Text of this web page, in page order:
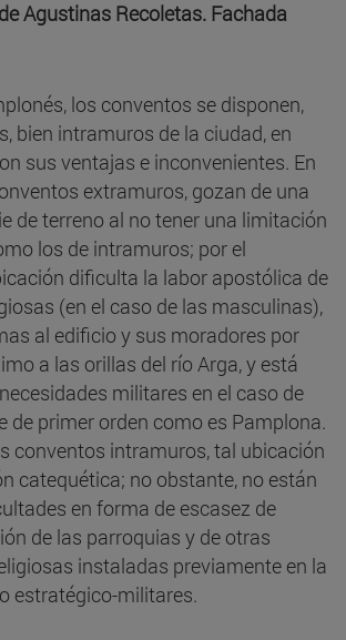
Agustinas Recoletas. Fachada
los conventos se disponen,
bien intramuros de la ciudad, en
sus ventajas e inconvenientes. En
extramuros, gozan de una
de terreno al no tener una limitación
los de intramuros; por el
dificulta la labor apostólica de
(en el caso de las masculinas),
al edificio y sus moradores por
a las orillas del río Arga, y está
militares en el caso de
de primer orden como es Pamplona.
conventos intramuros, tal ubicación
catequética; no obstante, no están
en forma de escasez de
de las parroquias y de otras
instaladas previamente en la
estratégico-militares.